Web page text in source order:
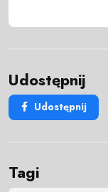
Udostępnij
Udostępnij
Tagi